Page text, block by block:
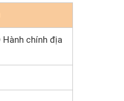
chính địa